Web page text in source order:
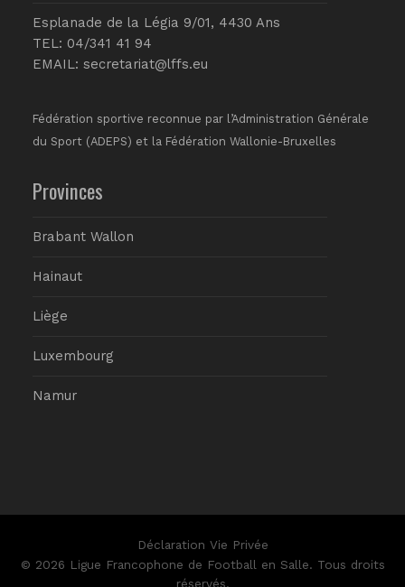
Esplanade de la Légia 9/01, 4430 Ans
TEL: 04/341 41 94
EMAIL: secretariat@lffs.eu
Fédération sportive reconnue par l’Administration Générale
du Sport (ADEPS) et la Fédération Wallonie-Bruxelles
Provinces
Brabant Wallon
Hainaut
Liège
Luxembourg
Namur
Déclaration Vie Privée
© 2026 Ligue Francophone de Football en Salle. Tous droits
réservés.